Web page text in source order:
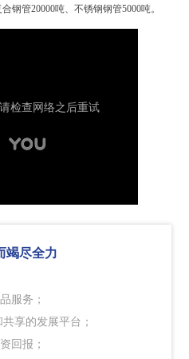
钢管20000吨、不锈钢钢管5000吨。
竭尽全力
服务；
享的发展平台；
回报；